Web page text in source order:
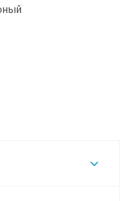
черный